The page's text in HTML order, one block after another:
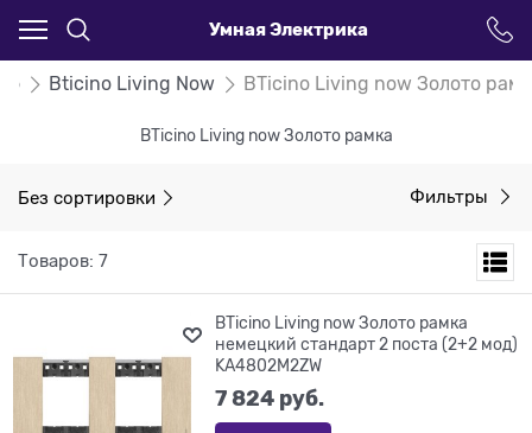
Умная Электрика
Bticino Living Now BTicino Living now Золото
BTicino Living now Золото рамка
Без сортировки Фильтры
Товаров: 7
BTicino Living now Золото рамка
немецкий стандарт 2 поста (2+2 мод)
KA4802M2ZW
7 824 руб.